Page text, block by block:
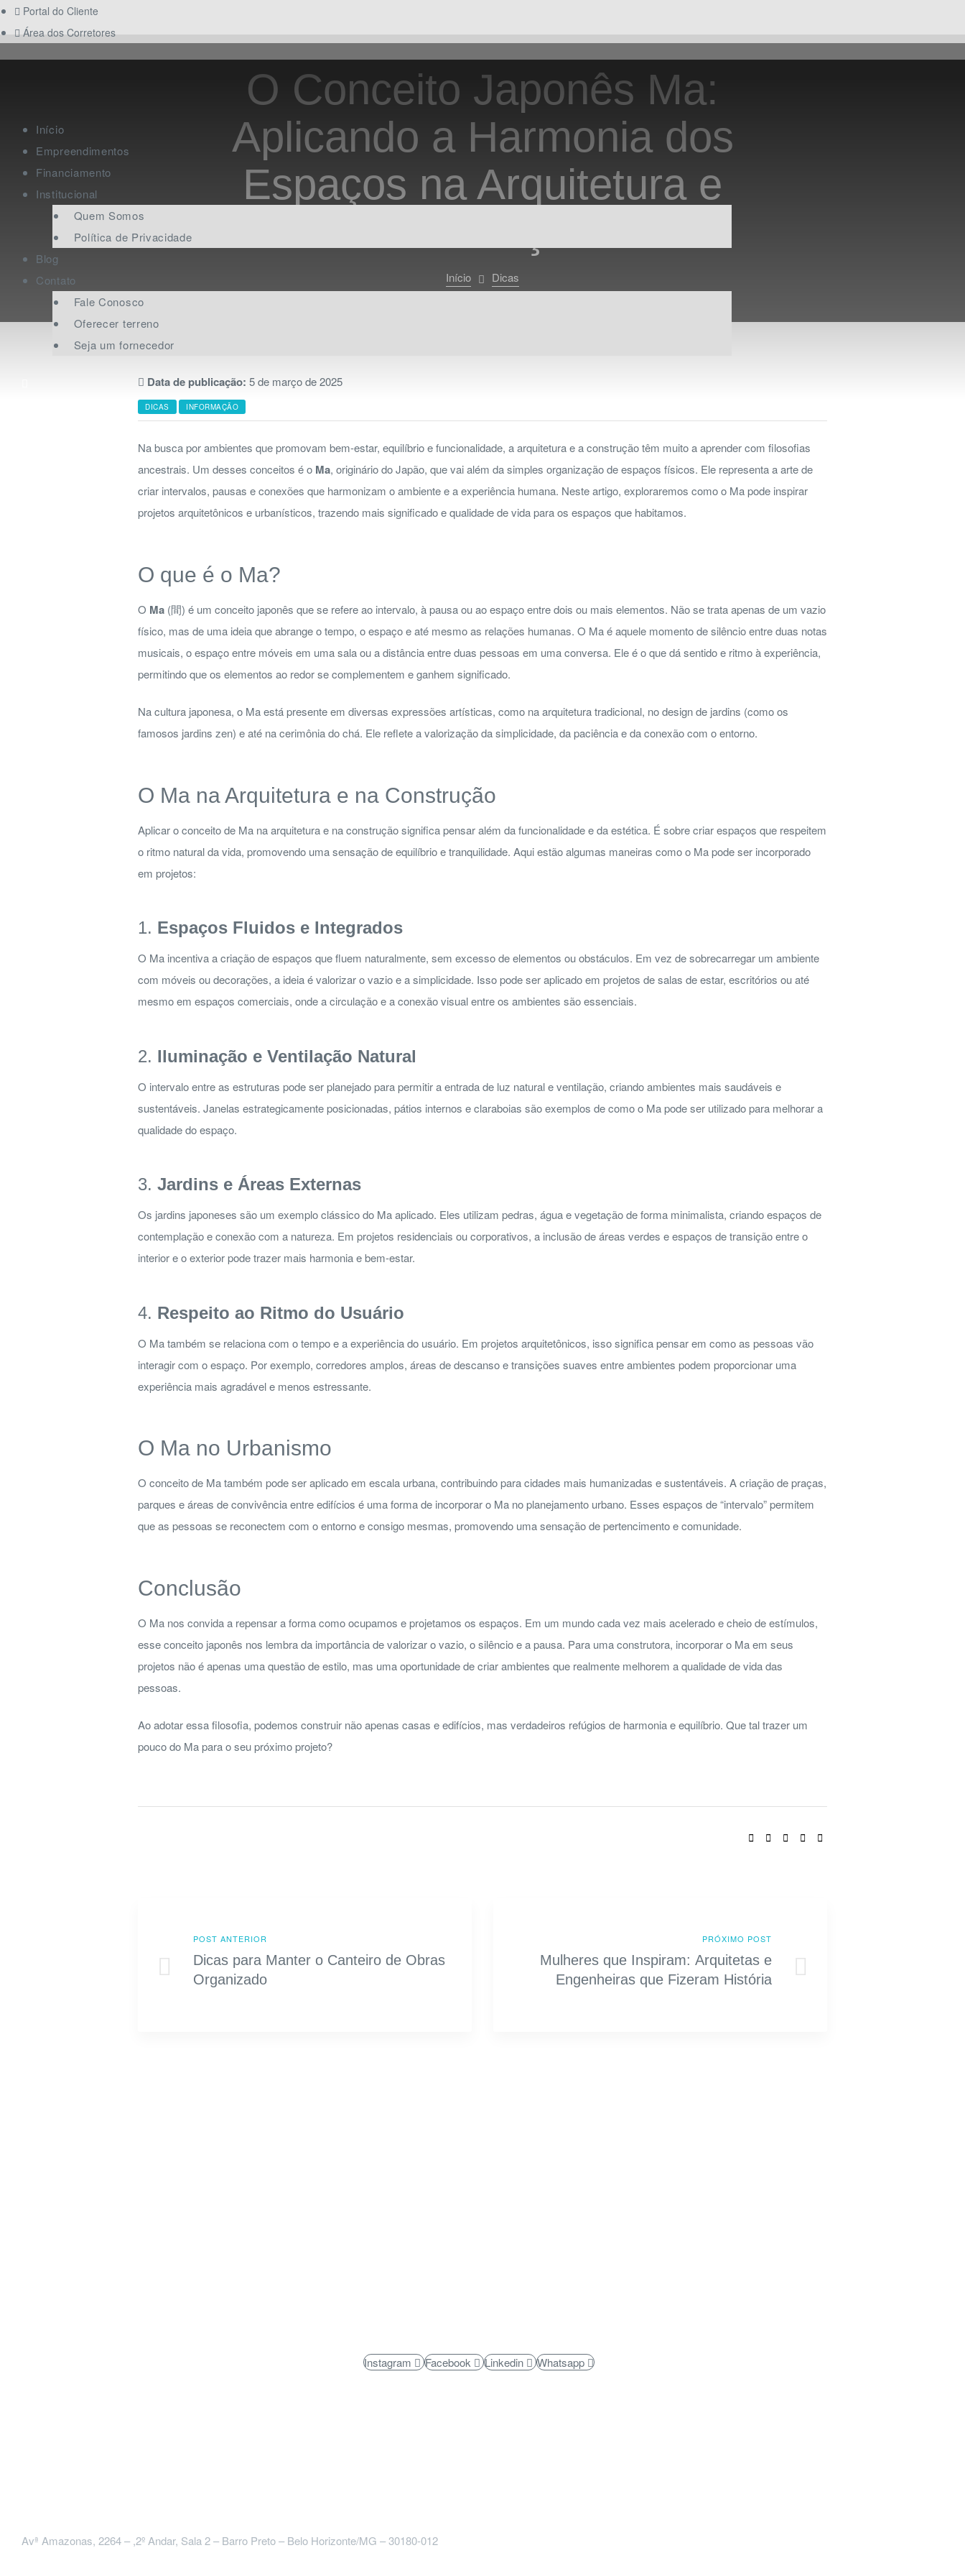
O Conceito Japonês Ma:
Aplicando a Harmonia dos
Espaços na Arquitetura e
Início Dicas
Portal do Cliente
Área dos Corretores
Início
Empreendimentos
Financiamento
Institucional
Quem Somos
Política de Privacidade
Blog
Contato
Fale Conosco
Oferecer terreno
Seja um fornecedor
Data de publicação: 5 de março de 2025
CATEGORIAS
DICAS INFORMAÇÃO
Na busca por ambientes que promovam bem-estar, equilíbrio e funcionalidade, a arquitetura e a construção têm muito a aprender com filosofias
ancestrais. Um desses conceitos é o Ma, originário do Japão, que vai além da simples organização de espaços físicos. Ele representa a arte de
criar intervalos, pausas e conexões que harmonizam o ambiente e a experiência humana. Neste artigo, exploraremos como o Ma pode inspirar
projetos arquitetônicos e urbanísticos, trazendo mais significado e qualidade de vida para os espaços que habitamos.
O que é o Ma?
O Ma (間) é um conceito japonês que se refere ao intervalo, à pausa ou ao espaço entre dois ou mais elementos. Não se trata apenas de um vazio
físico, mas de uma ideia que abrange o tempo, o espaço e até mesmo as relações humanas. O Ma é aquele momento de silêncio entre duas notas
musicais, o espaço entre móveis em uma sala ou a distância entre duas pessoas em uma conversa. Ele é o que dá sentido e ritmo à experiência,
permitindo que os elementos ao redor se complementem e ganhem significado.
Na cultura japonesa, o Ma está presente em diversas expressões artísticas, como na arquitetura tradicional, no design de jardins (como os
famosos jardins zen) e até na cerimônia do chá. Ele reflete a valorização da simplicidade, da paciência e da conexão com o entorno.
O Ma na Arquitetura e na Construção
Aplicar o conceito de Ma na arquitetura e na construção significa pensar além da funcionalidade e da estética. É sobre criar espaços que respeitem
o ritmo natural da vida, promovendo uma sensação de equilíbrio e tranquilidade. Aqui estão algumas maneiras como o Ma pode ser incorporado
em projetos:
1. Espaços Fluidos e Integrados
O Ma incentiva a criação de espaços que fluem naturalmente, sem excesso de elementos ou obstáculos. Em vez de sobrecarregar um ambiente
com móveis ou decorações, a ideia é valorizar o vazio e a simplicidade. Isso pode ser aplicado em projetos de salas de estar, escritórios ou até
mesmo em espaços comerciais, onde a circulação e a conexão visual entre os ambientes são essenciais.
2. Iluminação e Ventilação Natural
O intervalo entre as estruturas pode ser planejado para permitir a entrada de luz natural e ventilação, criando ambientes mais saudáveis e
sustentáveis. Janelas estrategicamente posicionadas, pátios internos e claraboias são exemplos de como o Ma pode ser utilizado para melhorar a
qualidade do espaço.
3. Jardins e Áreas Externas
Os jardins japoneses são um exemplo clássico do Ma aplicado. Eles utilizam pedras, água e vegetação de forma minimalista, criando espaços de
contemplação e conexão com a natureza. Em projetos residenciais ou corporativos, a inclusão de áreas verdes e espaços de transição entre o
interior e o exterior pode trazer mais harmonia e bem-estar.
4. Respeito ao Ritmo do Usuário
O Ma também se relaciona com o tempo e a experiência do usuário. Em projetos arquitetônicos, isso significa pensar em como as pessoas vão
interagir com o espaço. Por exemplo, corredores amplos, áreas de descanso e transições suaves entre ambientes podem proporcionar uma
experiência mais agradável e menos estressante.
O Ma no Urbanismo
O conceito de Ma também pode ser aplicado em escala urbana, contribuindo para cidades mais humanizadas e sustentáveis. A criação de praças,
parques e áreas de convivência entre edifícios é uma forma de incorporar o Ma no planejamento urbano. Esses espaços de “intervalo” permitem
que as pessoas se reconectem com o entorno e consigo mesmas, promovendo uma sensação de pertencimento e comunidade.
Conclusão
O Ma nos convida a repensar a forma como ocupamos e projetamos os espaços. Em um mundo cada vez mais acelerado e cheio de estímulos,
esse conceito japonês nos lembra da importância de valorizar o vazio, o silêncio e a pausa. Para uma construtora, incorporar o Ma em seus
projetos não é apenas uma questão de estilo, mas uma oportunidade de criar ambientes que realmente melhorem a qualidade de vida das
pessoas.
Ao adotar essa filosofia, podemos construir não apenas casas e edifícios, mas verdadeiros refúgios de harmonia e equilíbrio. Que tal trazer um
pouco do Ma para o seu próximo projeto?
COMPARTILHE:
POST ANTERIOR
Dicas para Manter o Canteiro de Obras
Organizado
PRÓXIMO POST
Mulheres que Inspiram: Arquitetas e
Engenheiras que Fizeram História
Instagram Facebook Linkedin Whatsapp
Avª Amazonas, 2264 – ,2º Andar, Sala 2 – Barro Preto – Belo Horizonte/MG – 30180-012